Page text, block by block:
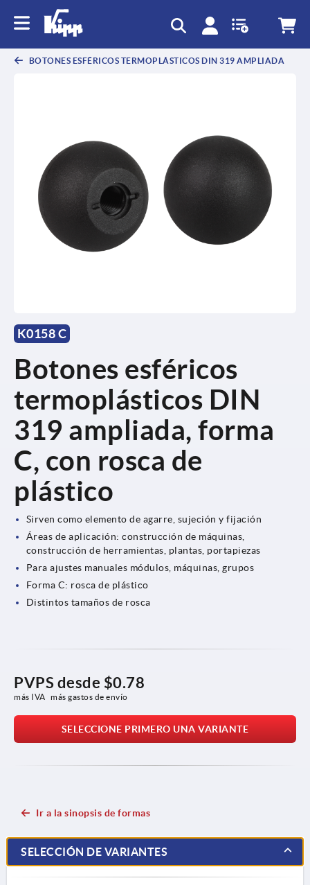
BOTONES ESFÉRICOS TERMOPLÁSTICOS DIN 319 AMPLIADA
K0158 C
Botones esféricos
termoplásticos DIN
319 ampliada, forma
C, con rosca de
plástico
Sirven como elemento de agarre, sujeción y fijación
Áreas de aplicación: construcción de máquinas,
construcción de herramientas, plantas, portapiezas
Para ajustes manuales módulos, máquinas, grupos
Forma C: rosca de plástico
Distintos tamaños de rosca
PVPS desde $0.78
más IVA más gastos de envío
SELECCIONE PRIMERO UNA VARIANTE
Ir a la sinopsis de formas
SELECCIÓN DE VARIANTES